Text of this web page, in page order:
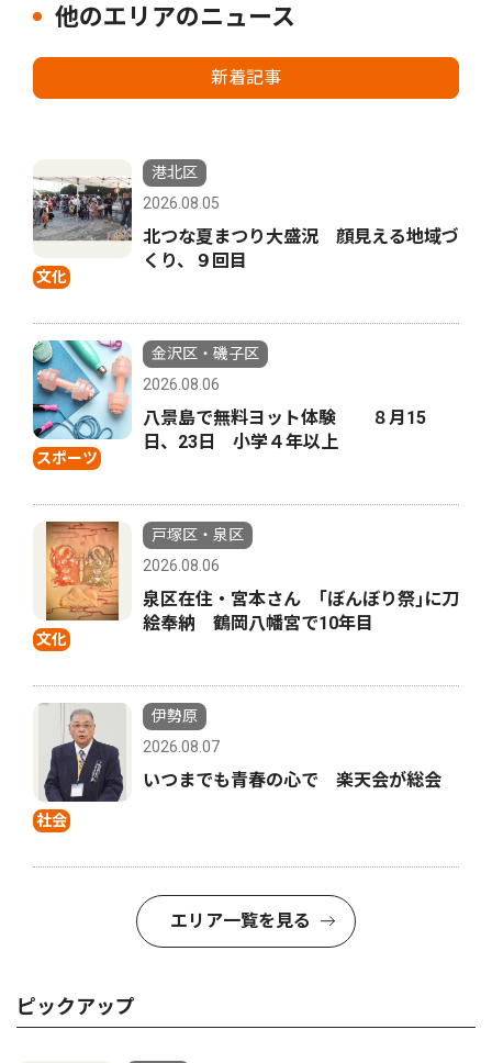
他のエリアのニュース
新着記事
文化
港北区
2026.08.05
北つな夏まつり大盛況 顔見える地域づ
くり、９回目
スポーツ
金沢区・磯子区
2026.08.06
八景島で無料ヨット体験 ８月15
日、23日 小学４年以上
文化
戸塚区・泉区
2026.08.06
泉区在住・宮本さん ｢ぼんぼり祭｣に刀
絵奉納 鶴岡八幡宮で10年目
社会
伊勢原
2026.08.07
いつまでも青春の心で 楽天会が総会
エリア一覧を見る
ピックアップ